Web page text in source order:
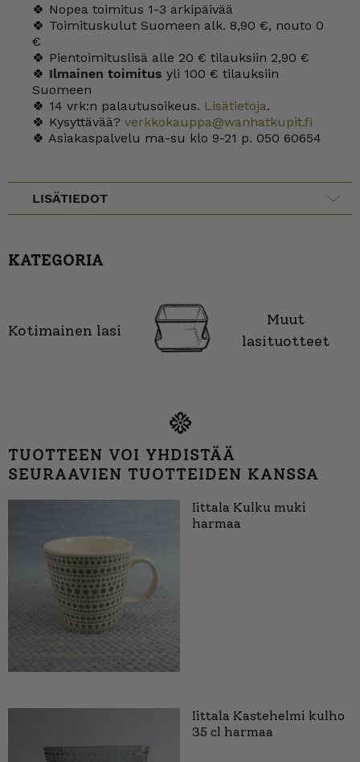
🍀 Nopea toimitus 1-3 arkipäivää
🍀 Toimituskulut Suomeen alk. 8,90 €, nouto 0
€
🍀 Pientoimituslisä alle 20 € tilauksiin 2,90 €
🍀 Ilmainen toimitus yli 100 € tilauksiin
Suomeen
🍀 14 vrk:n palautusoikeus. Lisätietoja.
🍀 Kysyttävää? verkkokauppa@wanhatkupit.fi
🍀 Asiakaspalvelu ma-su klo 9-21 p. 050 60654
LISÄTIEDOT
KATEGORIA
Kotimainen lasi
Muut
lasituotteet
TUOTTEEN VOI YHDISTÄÄ
SEURAAVIEN TUOTTEIDEN KANSSA
Iittala Kulku muki
harmaa
Iittala Kastehelmi kulho
35 cl harmaa